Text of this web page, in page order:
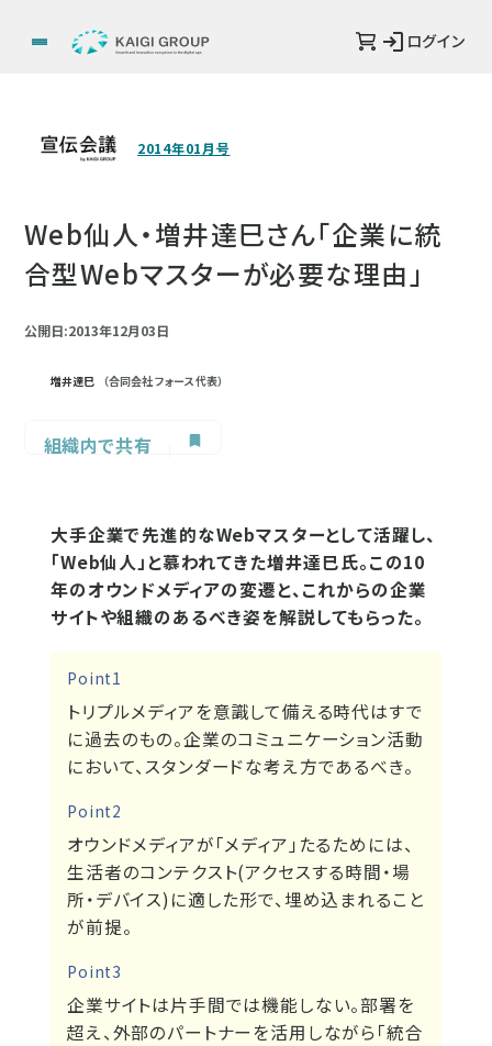
ログイン
2014年01月号
Web仙人・増井達巳さん「企業に統
合型Webマスターが必要な理由」
公開日:2013年12月03日
増井達巳 （合同会社 フォース 代表）
組織内で共有
大手企業で先進的なWebマスターとして活躍し、
「Web仙人」と慕われてきた増井達巳氏。この10
年のオウンドメディアの変遷と、これからの企業
サイトや組織のあるべき姿を解説してもらった。
Point1
トリプルメディアを意識して備える時代はすで
に過去のもの。企業のコミュニケーション活動
において、スタンダードな考え方であるべき。
Point2
オウンドメディアが「メディア」たるためには、
生活者のコンテクスト(アクセスする時間・場
所・デバイス)に適した形で、埋め込まれること
が前提。
Point3
企業サイトは片手間では機能しない。部署を
超え、外部のパートナーを活用しながら「統合